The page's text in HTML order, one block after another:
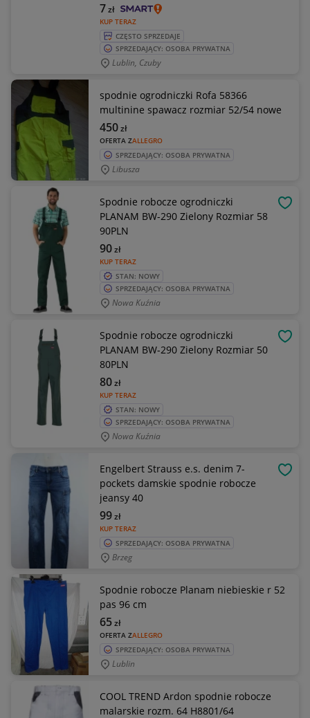
KUP TERAZ
7zł
CZĘSTO SPRZEDAJE
SPRZEDAJĄCY: OSOBA PRYWATNA
Lublin, Czuby
spodnie ogrodniczki Rofa 58366
multinine spawacz rozmiar 52/54 nowe
OFERTA ZALLEGRO
450zł
SPRZEDAJĄCY: OSOBA PRYWATNA
Libusza
Spodnie robocze ogrodniczki
PLANAM BW-290 Zielony Rozmiar 58
90PLN
KUP TERAZ
90zł
STAN: NOWY
SPRZEDAJĄCY: OSOBA PRYWATNA
Nowa Kuźnia
Spodnie robocze ogrodniczki
PLANAM BW-290 Zielony Rozmiar 50
80PLN
KUP TERAZ
80zł
STAN: NOWY
SPRZEDAJĄCY: OSOBA PRYWATNA
Nowa Kuźnia
Engelbert Strauss e.s. denim 7-
pockets damskie spodnie robocze
jeansy 40
KUP TERAZ
99zł
SPRZEDAJĄCY: OSOBA PRYWATNA
Brzeg
Spodnie robocze Planam niebieskie r 52
pas 96 cm
OFERTA ZALLEGRO
65zł
SPRZEDAJĄCY: OSOBA PRYWATNA
Lublin
COOL TREND Ardon spodnie robocze
malarskie rozm. 64 H8801/64